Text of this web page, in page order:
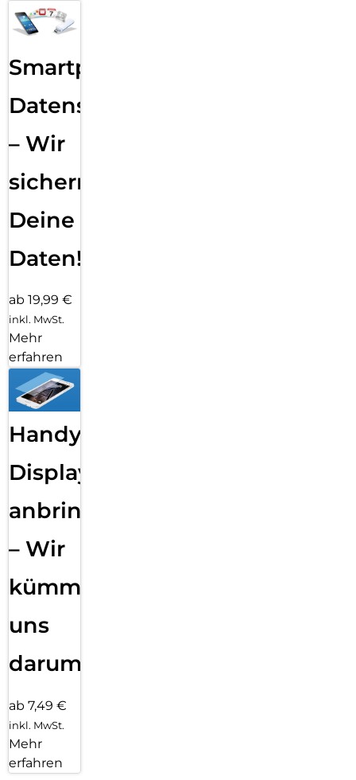
Smartphone
Datensicherung
– Wir
sichern
Deine
Daten!
ab 19,99 €
inkl. MwSt.
Mehr
erfahren
Handy
Displayfolie
anbringen
– Wir
kümmern
uns
darum!
ab 7,49 €
inkl. MwSt.
Mehr
erfahren